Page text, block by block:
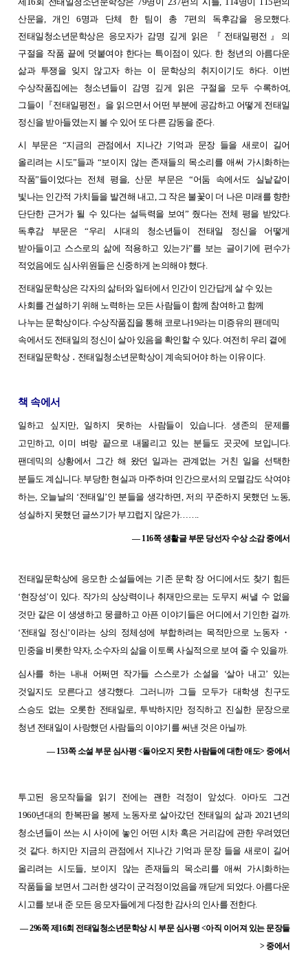
산문을, 개인 6명과 단체 한 팀이 총 7편의 독후감을 응모했다.
전태일청소년문학상은 응모자가 감명 깊게 읽은 『전태일평전』의
구절을 작품 끝에 덧붙여야 한다는 특이점이 있다. 한 청년의 아름다운
삶과 투쟁을 잊지 않고자 하는 이 문학상의 취지이기도 하다. 이번
수상작품집에는 청소년들이 감명 깊게 읽은 구절을 모두 수록하여,
그들이『전태일평전』을 읽으면서 어떤 부분에 공감하고 어떻게 전태일
정신을 받아들였는지 볼 수 있어 또 다른 감동을 준다.
시 부문은 “지금의 관점에서 지나간 기억과 문장 들을 새로이 길어
올리려는 시도”들과 “보이지 않는 존재들의 목소리를 애써 가시화하는
작품”들이었다는 전체 평을, 산문 부문은 “어둠 속에서도 실낱같이
빛나는 인간적 가치들을 발견해 내고, 그 작은 불꽃이 더 나은 미래를 향한
단단한 근거가 될 수 있다는 설득력을 보여” 줬다는 전체 평을 받았다.
독후감 부문은 “우리 시대의 청소년들이 전태일 정신을 어떻게
받아들이고 스스로의 삶에 적용하고 있는가”를 보는 글이기에 편수가
적었음에도 심사위원들은 신중하게 논의해야 했다.
전태일문학상은 각자의 삶터와 일터에서 인간이 인간답게 살 수 있는
사회를 건설하기 위해 노력하는 모든 사람들이 함께 참여하고 함께
나누는 문학상이다. 수상작품집을 통해 코로나19라는 미증유의 팬데믹
속에서도 전태일의 정신이 살아 있음을 확인할 수 있다. 여전히 우리 곁에
전태일문학상․ 전태일청소년문학상이 계속되어야 하는 이유이다.
책 속에서
일하고 싶지만, 일하지 못하는 사람들이 있습니다. 생존의 문제를
고민하고, 이미 벼랑 끝으로 내몰리고 있는 분들도 곳곳에 보입니다.
팬데믹의 상황에서 그간 해 왔던 일과는 관계없는 거친 일을 선택한
분들도 계십니다. 부당한 현실과 마주하며 인간으로서의 모멸감도 삭여야
하는, 오늘날의 ‘전태일’인 분들을 생각하면, 저의 꾸준하지 못했던 노동,
성실하지 못했던 글쓰기가 부끄럽지 않은가…….
— 116쪽 생활글 부문 당선자 수상 소감 중에서
전태일문학상에 응모한 소설들에는 기존 문학 장 어디에서도 찾기 힘든
‘현장성’이 있다. 작가의 상상력이나 취재만으로는 도무지 써낼 수 없을
것만 같은 이 생생하고 뭉클하고 아픈 이야기들은 어디에서 기인한 걸까.
‘전태일 정신’이라는 상의 정체성에 부합하려는 목적만으로 노동자・
민중을 비롯한 약자, 소수자의 삶을 이토록 사실적으로 보여 줄 수 있을까.
심사를 하는 내내 어쩌면 작가들 스스로가 소설을 ‘살아 내고’ 있는
것일지도 모른다고 생각했다. 그러니까 그들 모두가 대학생 친구도
스승도 없는 오롯한 전태일로, 투박하지만 정직하고 진실한 문장으로
청년 전태일이 사랑했던 사람들의 이야기를 써낸 것은 아닐까.
— 153쪽 소설 부문 심사평 <돌아오지 못한 사람들에 대한 애도> 중에서
투고된 응모작들을 읽기 전에는 괜한 걱정이 앞섰다. 아마도 그건
1960년대의 한복판을 봉제 노동자로 살아갔던 전태일의 삶과 2021년의
청소년들이 쓰는 시 사이에 놓인 어떤 시차 혹은 거리감에 관한 우려였던
것 같다. 하지만 지금의 관점에서 지나간 기억과 문장 들을 새로이 길어
올리려는 시도들, 보이지 않는 존재들의 목소리를 애써 가시화하는
작품들을 보면서 그러한 생각이 군걱정이었음을 깨닫게 되었다. 아름다운
시고를 보내 준 모든 응모자들에게 다정한 감사의 인사를 전한다.
— 296쪽 제16회 전태일청소년문학상 시 부문 심사평 <아직 이어져 있는 문장들
> 중에서